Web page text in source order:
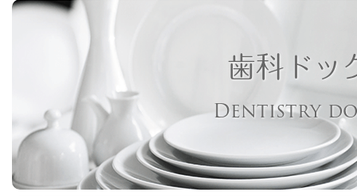
歯科ドッ
Dentistry